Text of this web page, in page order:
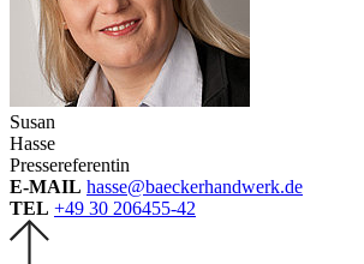
Susan
Hasse
Pressereferentin
E-MAIL hasse@baeckerhandwerk.de
TEL +49 30 206455-42